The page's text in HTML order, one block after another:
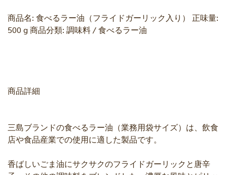
商品名: 食べるラー油（フライドガーリック入り） 正味量:
500 g 商品分類: 調味料 / 食べるラー油
商品詳細
三島ブランドの食べるラー油（業務用袋サイズ）は、飲食
店や食品産業での使用に適した製品です。
香ばしいごま油にサクサクのフライドガーリックと唐辛